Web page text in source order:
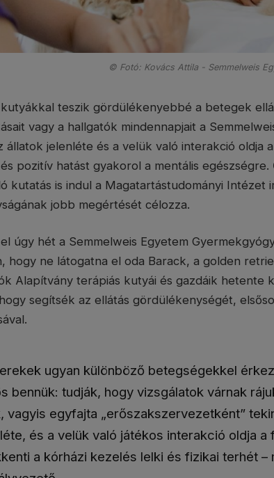
© Fotó: Kovács Attila - Semmelweis
teszik gördülékenyebbé a betegek
vagy a hallgatók mindennapjait a
állatok jelenléte és a velük való interakció oldja
pozitív hatást gyakorol a mentális
kutatás is indul a Magatartástudományi Intézet
jobb megértését célozza.
úgy hét a Semmelweis Egyetem
hogy ne látogatna el oda Barack, a golden
Alapítvány terápiás kutyái és gazdáik hetente
segítsék az ellátás gördülékenységét,
ugyan különböző betegségekkel
bennük: tudják, hogy vizsgálatok várnak
vagyis egyfajta „erőszakszervezetként”
és a velük való játékos interakció oldja a
a kórházi kezelés lelki és fizikai terhét –